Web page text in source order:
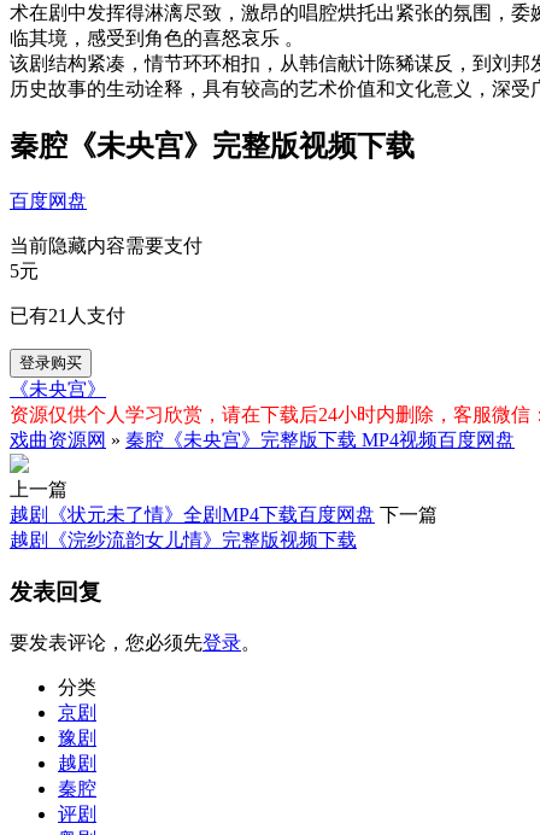
术在剧中发挥得淋漓尽致，激昂的唱腔烘托出紧张的氛围，
临其境，感受到角色的喜怒哀乐 。
该剧结构紧凑，情节环环相扣，从韩信献计陈豨谋反，到刘
历史故事的生动诠释，具有较高的艺术价值和文化意义，深
秦腔《未央宫》完整版视频下载
百度网盘
当前隐藏内容需要支付
5元
已有21 人支付
登录购买
《未央宫》
资源仅供个人学习欣赏，请在下载后24小时内删除，客服微信
戏曲资源网 » 秦腔《未央宫》完整版下载 MP4视频百度网盘
上一篇
越剧《状元未了情》全剧MP4下载百度网盘 下一篇
越剧《浣纱流韵女儿情》完整版视频下载
发表回复
要发表评论，您必须先登录。
分类
京剧
豫剧
越剧
秦腔
评剧